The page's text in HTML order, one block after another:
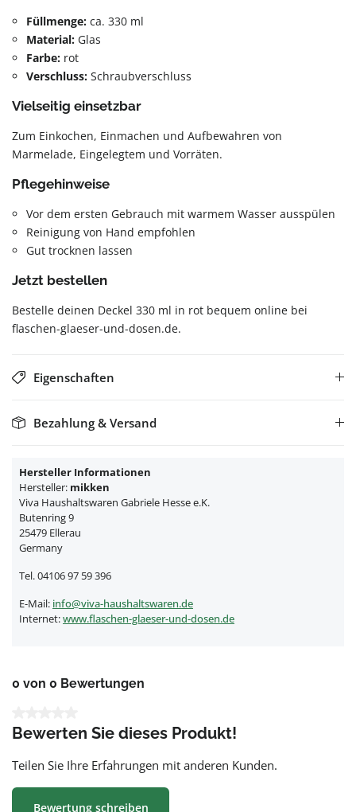
Füllmenge: ca. 330 ml
Material: Glas
Farbe: rot
Verschluss: Schraubverschluss
Vielseitig einsetzbar
Zum Einkochen, Einmachen und Aufbewahren von
Marmelade, Eingelegtem und Vorräten.
Pflegehinweise
Vor dem ersten Gebrauch mit warmem Wasser ausspülen
Reinigung von Hand empfohlen
Gut trocknen lassen
Jetzt bestellen
Bestelle deinen Deckel 330 ml in rot bequem online bei
flaschen-glaeser-und-dosen.de.
Eigenschaften
Bezahlung & Versand
Hersteller Informationen
Hersteller: mikken
Viva Haushaltswaren Gabriele Hesse e.K.
Butenring 9
25479 Ellerau
Germany
Tel. 04106 97 59 396
E-Mail: info@viva-haushaltswaren.de
Internet:www.flaschen-glaeser-und-dosen.de
0 von 0 Bewertungen
Bewerten Sie dieses Produkt!
Teilen Sie Ihre Erfahrungen mit anderen Kunden.
Bewertung schreiben